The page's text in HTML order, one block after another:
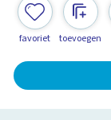
favoriet toevoegen